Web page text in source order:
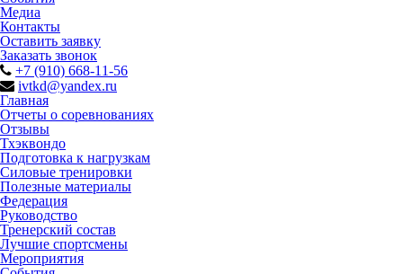
Медиа
Контакты
Оставить заявку
Заказать звонок
+7 (910) 668-11-56
ivtkd@yandex.ru
Главная
Отчеты о соревнованиях
Отзывы
Тхэквондо
Подготовка к нагрузкам
Силовые тренировки
Полезные материалы
Федерация
Руководство
Тренерский состав
Лучшие спортсмены
Мероприятия